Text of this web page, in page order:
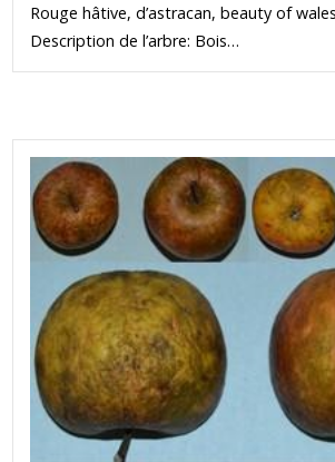
Rouge hâtive, d’astracan, beauty of
Description de l’arbre: Bois…